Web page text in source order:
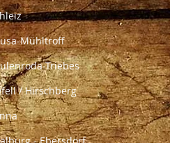
Mühltroff
Triebes
/ Hirschberg